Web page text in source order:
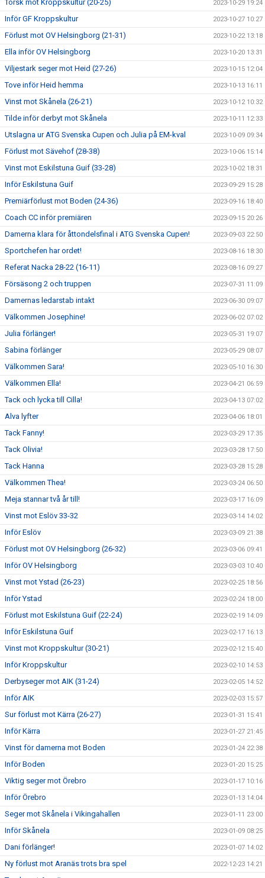
Torsk mot Kroppskultur (20-25) 2023-10-29 19:24
Inför GF Kroppskultur 2023-10-27 10:27
Förlust mot OV Helsingborg (21-31) 2023-10-22 13:18
Ella inför OV Helsingborg 2023-10-20 13:31
Viljestark seger mot Heid (27-26) 2023-10-15 12:04
Tove inför Heid hemma 2023-10-13 16:11
Vinst mot Skånela (26-21) 2023-10-12 10:32
Tilde inför derbyt mot Skånela 2023-10-11 12:33
Utslagna ur ATG Svenska Cupen och Julia på EM-kval 2023-10-09 09:34
Förlust mot Sävehof (28-38) 2023-10-06 15:14
Vinst mot Eskilstuna Guif (33-28) 2023-10-02 18:31
Inför Eskilstuna Guif 2023-09-29 15:28
Premiärförlust mot Boden (24-36) 2023-09-16 18:40
Coach CC inför premiären 2023-09-15 20:26
Damerna klara för åttondelsfinal i ATG Svenska Cupen! 2023-09-03 22:50
Sportchefen har ordet! 2023-08-16 18:30
Referat Nacka 28-22 (16-11) 2023-08-16 09:27
Försäsong 2 och truppen 2023-07-31 11:09
Damernas ledarstab intakt 2023-06-30 09:07
Välkommen Josephine! 2023-06-02 07:02
Julia förlänger! 2023-05-31 19:07
Sabina förlänger 2023-05-29 08:07
Välkommen Sara! 2023-05-10 16:30
Välkommen Ella! 2023-04-21 06:59
Tack och lycka till Cilla! 2023-04-13 07:02
Alva lyfter 2023-04-06 18:01
Tack Fanny! 2023-03-29 17:35
Tack Olivia! 2023-03-28 17:50
Tack Hanna 2023-03-28 15:28
Välkommen Thea! 2023-03-24 06:50
Meja stannar två år till! 2023-03-17 16:09
Vinst mot Eslöv 33-32 2023-03-14 14:02
Inför Eslöv 2023-03-09 21:38
Förlust mot OV Helsingborg (26-32) 2023-03-06 09:41
Inför OV Helsingborg 2023-03-03 10:40
Vinst mot Ystad (26-23) 2023-02-25 18:56
Inför Ystad 2023-02-24 18:00
Förlust mot Eskilstuna Guif (22-24) 2023-02-19 14:09
Inför Eskilstuna Guif 2023-02-17 16:13
Vinst mot Kroppskultur (30-21) 2023-02-12 15:40
Inför Kroppskultur 2023-02-10 14:53
Derbyseger mot AIK (31-24) 2023-02-05 14:52
Inför AIK 2023-02-03 15:57
Sur förlust mot Kärra (26-27) 2023-01-31 15:41
Inför Kärra 2023-01-27 21:45
Vinst för damerna mot Boden 2023-01-24 22:38
Inför Boden 2023-01-20 15:25
Viktig seger mot Örebro 2023-01-17 10:16
Inför Örebro 2023-01-13 14:04
Seger mot Skånela i Vikingahallen 2023-01-11 23:00
Inför Skånela 2023-01-09 08:25
Dani förlänger! 2023-01-07 14:02
Ny förlust mot Aranäs trots bra spel 2022-12-23 14:21